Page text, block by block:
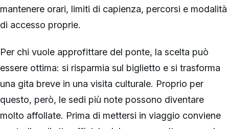
mantenere orari, limiti di capienza, percorsi e modalità
di accesso proprie.
Per chi vuole approfittare del ponte, la scelta può
essere ottima: si risparmia sul biglietto e si trasforma
una gita breve in una visita culturale. Proprio per
questo, però, le sedi più note possono diventare
molto affollate. Prima di mettersi in viaggio conviene